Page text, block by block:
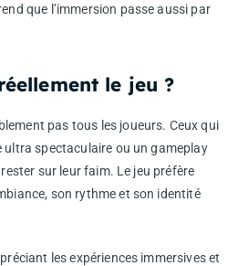
que l’immersion passe aussi par
le jeu ?
pas tous les joueurs. Ceux qui
ultra spectaculaire ou un gameplay
sur leur faim. Le jeu préfère
son rythme et son identité
les expériences immersives et